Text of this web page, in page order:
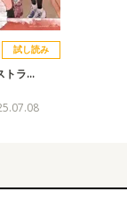
試し読み
トラ…